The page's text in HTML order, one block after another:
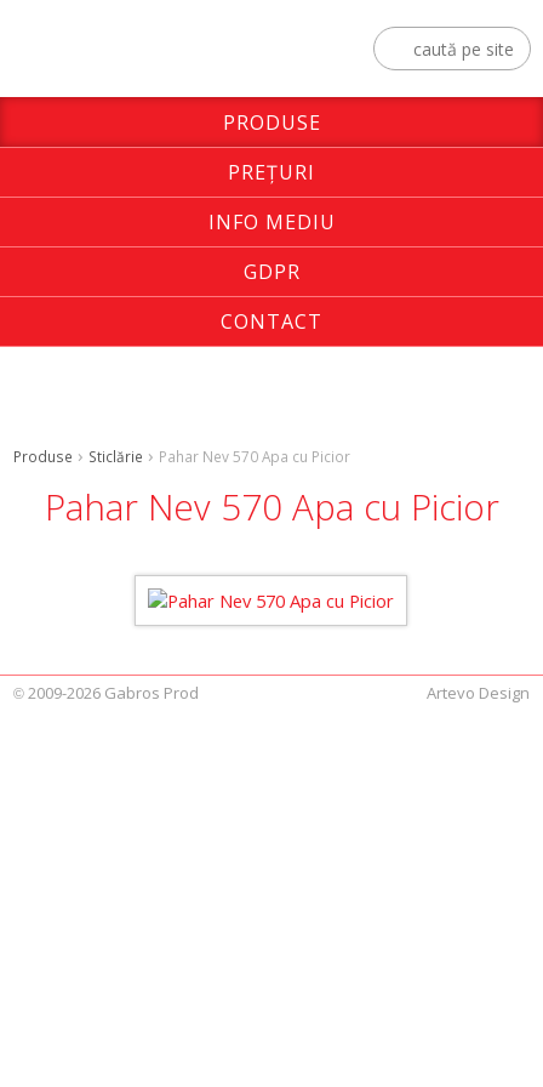
PRODUSE
PREŢURI
INFO MEDIU
GDPR
CONTACT
Produse Sticlărie Pahar Nev 570 Apa cu Picior
Pahar Nev 570 Apa cu Picior
©2009-2026 Gabros Prod Artevo Design